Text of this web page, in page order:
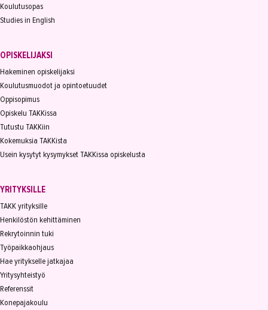
Koulutusopas
Studies in English
OPISKELIJAKSI
Hakeminen opiskelijaksi
Koulutusmuodot ja opintoetuudet
Oppisopimus
Opiskelu TAKKissa
Tutustu TAKKiin
Kokemuksia TAKKista
Usein kysytyt kysymykset TAKKissa opiskelusta
YRITYKSILLE
TAKK yrityksille
Henkilöstön kehittäminen
Rekrytoinnin tuki
Työpaikkaohjaus
Hae yritykselle jatkajaa
Yritysyhteistyö
Referenssit
Konepajakoulu